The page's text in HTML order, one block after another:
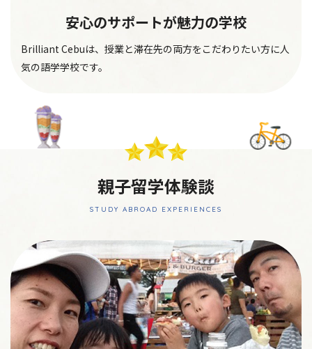
安心のサポートが魅力の学校
Brilliant Cebuは、授業と滞在先の両方をこだわりたい方に人
気の語学学校です。
親子留学体験談
STUDY ABROAD EXPERIENCES